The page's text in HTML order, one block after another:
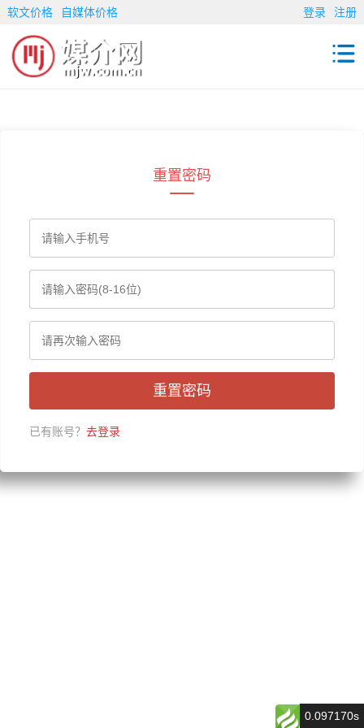
软文价格 自媒体价格 登录 注册
重置密码
重置密码
已有账号？ 去登录
0.097170s